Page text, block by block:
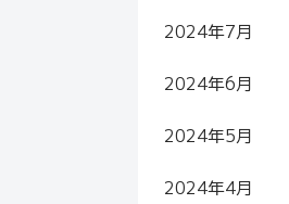
2024年7月
2024年6月
2024年5月
2024年4月